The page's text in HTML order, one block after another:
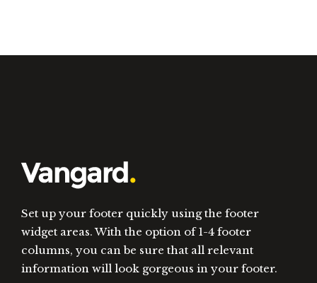
Set up your footer quickly using the footer
widget areas. With the option of 1-4 footer
columns, you can be sure that all relevant
information will look gorgeous in your footer.